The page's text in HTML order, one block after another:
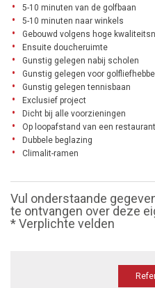
5-10 minuten van de golfbaan
5-10 minuten naar winkels
Gebouwd volgens hoge
Ensuite doucheruimte
Gunstig gelegen nabij scholen
Gunstig gelegen voor
Gunstig gelegen tennisbaan
Exclusief project
Dicht bij alle voorzieningen
Op loopafstand van een restaurant
Dubbele beglazing
Climalit-ramen
Vul onderstaande
te ontvangen over deze
* Verplichte velden